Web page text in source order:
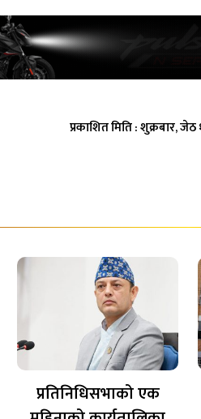
प्रकाशित मिति :शुक्रबार, जेठ
प्रतिनिधिसभाको एक